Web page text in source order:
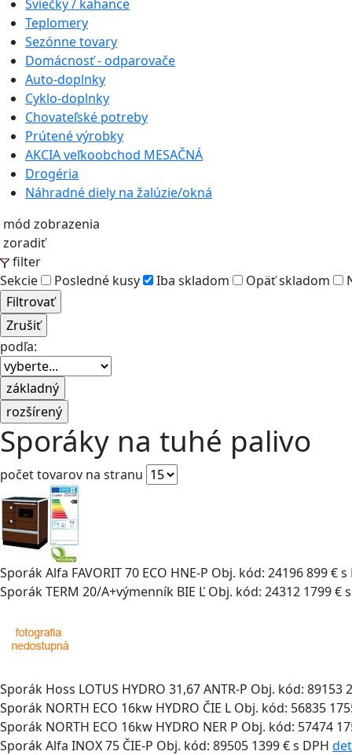
Sviečky / kahance
Teplomery
Sezónne tovary
Domácnosť - odparovače
Auto-doplnky
Cyklo-doplnky
Chovateľské potreby
Prútené výrobky
AKCIA veľkoobchod MESAČNÁ
Drogéria
Náhradné diely na žalúzie/okná
mód zobrazenia
zoradiť
filter
Sekcie
Posledné kusy Iba skladom Opäť skladom
podľa:
Sporáky na tuhé palivo
počet tovarov na stranu
Sporák Alfa FAVORIT 70 ECO HNE-P Obj. kód: 24196899 €
Sporák TERM 20/A+výmenník BIE Ľ Obj. kód: 24312 1799 €
Sporák Hoss LOTUS HYDRO 31,67 ANTR-P Obj. kód: 89153
Sporák NORTH ECO 16kw HYDRO ČIE L Obj. kód: 56835
Sporák NORTH ECO 16kw HYDRO NER P Obj. kód: 57474
Sporák Alfa INOX 75 ČIE-P Obj. kód: 89505 1399 € s DPH